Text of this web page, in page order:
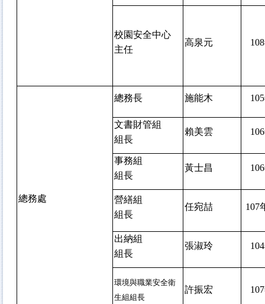
校園安全中心
主任
高泉元 108
總務處
總務長 施能木 105
文書財管組
組長
賴美雲 106
事務組
組長
黃士昌 106
營繕組
組長
任宛喆 107
出納組
組長
張淑玲 104
環境與職業安全衛
生組組長
許振宏 107